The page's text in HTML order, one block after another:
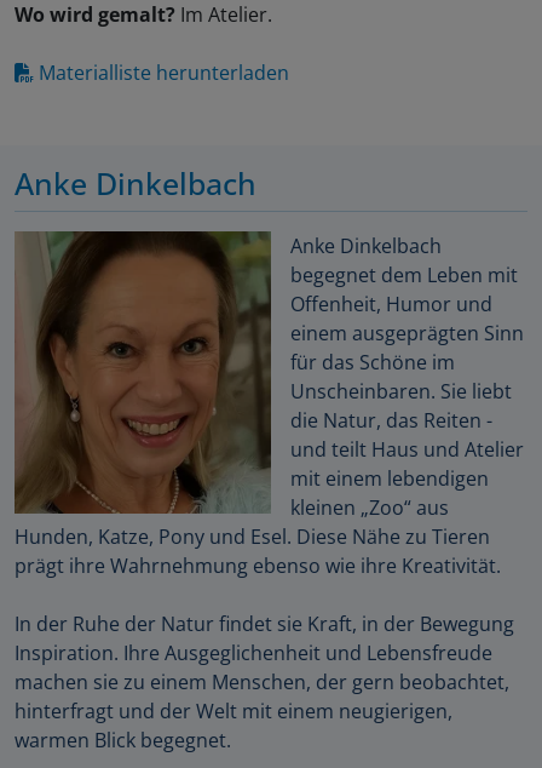
Wo wird gemalt? Im Atelier.
Materialliste herunterladen
Anke Dinkelbach
Anke Dinkelbach
begegnet dem Leben mit
Offenheit, Humor und
einem ausgeprägten Sinn
für das Schöne im
Unscheinbaren. Sie liebt
die Natur, das Reiten -
und teilt Haus und Atelier
mit einem lebendigen
kleinen „Zoo“ aus
Hunden, Katze, Pony und Esel. Diese Nähe zu Tieren
prägt ihre Wahrnehmung ebenso wie ihre Kreativität.
In der Ruhe der Natur findet sie Kraft, in der Bewegung
Inspiration. Ihre Ausgeglichenheit und Lebensfreude
machen sie zu einem Menschen, der gern beobachtet,
hinterfragt und der Welt mit einem neugierigen,
warmen Blick begegnet.